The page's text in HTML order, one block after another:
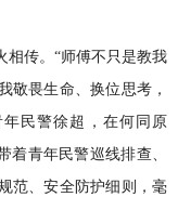
相传。“师傅不只是教我
敬畏生命、换位思考，
民警徐超，在何同原
着青年民警巡线排查、
范、安全防护细则，毫